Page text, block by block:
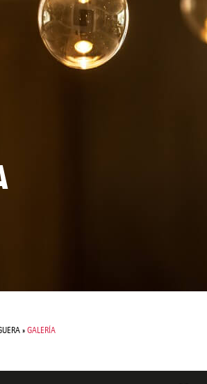
» GALERÍA